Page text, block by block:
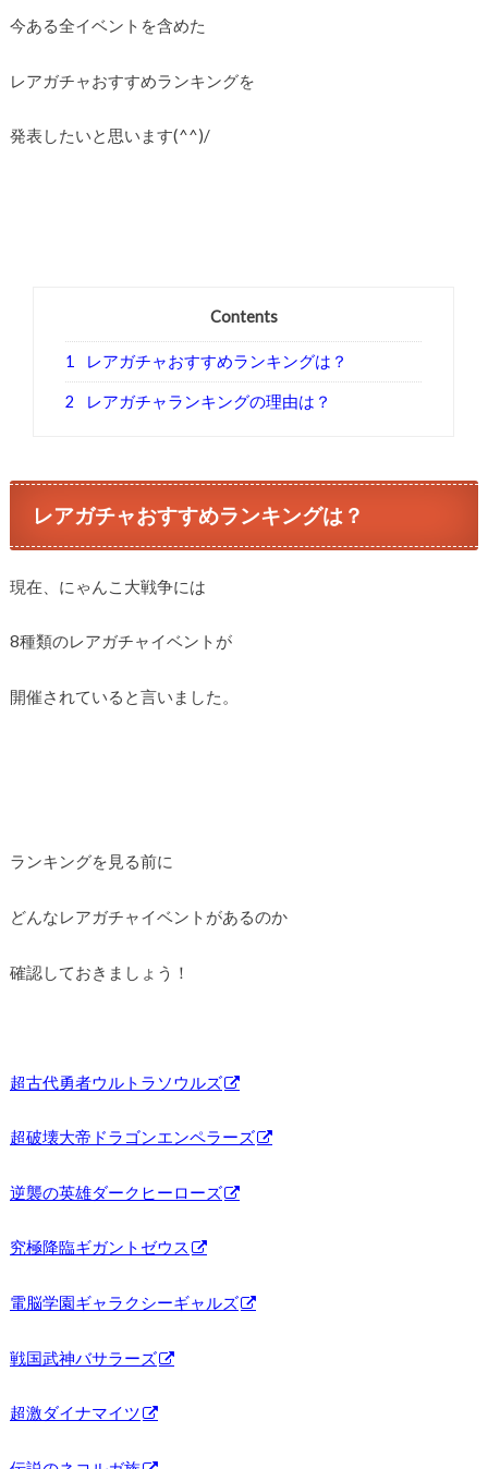
今ある全イベントを含めた
レアガチャおすすめランキングを
発表したいと思います(^^)/
Contents
1 レアガチャおすすめランキングは？
2 レアガチャランキングの理由は？
レアガチャおすすめランキングは？
現在、にゃんこ大戦争には
8種類のレアガチャイベントが
開催されていると言いました。
ランキングを見る前に
どんなレアガチャイベントがあるのか
確認しておきましょう！
超古代勇者ウルトラソウルズ
超破壊大帝ドラゴンエンペラーズ
逆襲の英雄ダークヒーローズ
究極降臨ギガントゼウス
電脳学園ギャラクシーギャルズ
戦国武神バサラーズ
超激ダイナマイツ